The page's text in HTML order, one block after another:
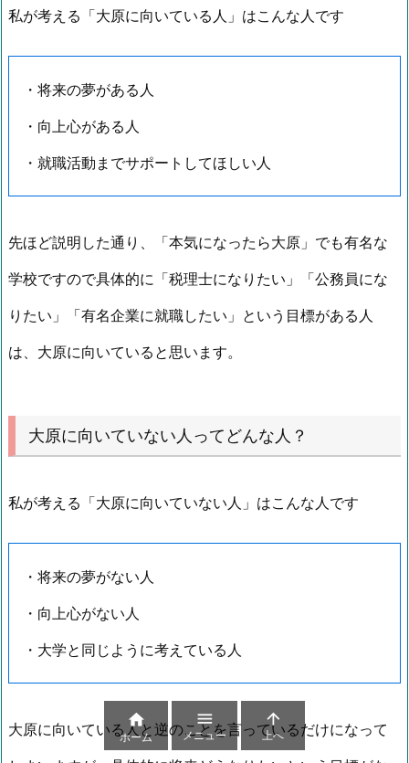
私が考える「大原に向いている人」はこんな人です
・将来の夢がある人
・向上心がある人
・就職活動までサポートしてほしい人
先ほど説明した通り、「本気になったら大原」でも有名な
学校ですので具体的に「税理士になりたい」「公務員にな
りたい」「有名企業に就職したい」という目標がある人
は、大原に向いていると思います。
大原に向いていない人ってどんな人？
私が考える「大原に向いていない人」はこんな人です
・将来の夢がない人
・向上心がない人
・大学と同じように考えている人
大原に向いている人と逆のことを言っているだけになって

ホーム

メニュー

上へ